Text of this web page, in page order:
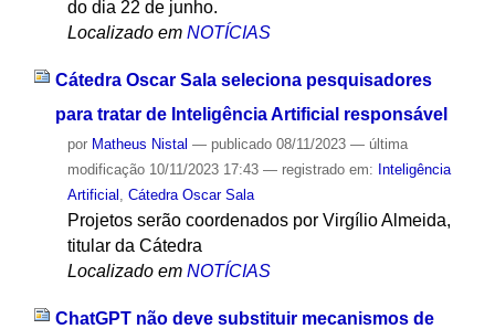
do dia 22 de junho.
Localizado em NOTÍCIAS
Cátedra Oscar Sala seleciona pesquisadores
para tratar de Inteligência Artificial responsável
por Matheus Nistal — publicado08/11/2023 — última
modificação10/11/2023 17:43 — registrado em: Inteligência
Artificial , Cátedra Oscar Sala
Projetos serão coordenados por Virgílio Almeida,
titular da Cátedra
Localizado em NOTÍCIAS
ChatGPT não deve substituir mecanismos de